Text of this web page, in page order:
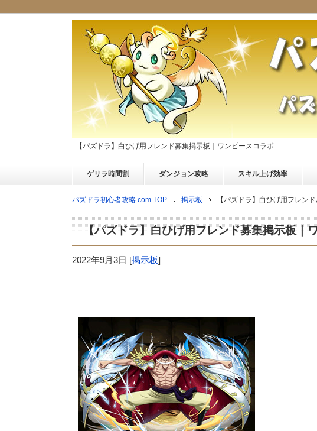
【パズドラ】白ひげ用フレンド募集掲示板｜ワンピースコラボ
ゲリラ時間割 ダンジョン攻略 スキル上げ効率
パズドラ初心者攻略.com TOP 掲示板 【パズドラ】白ひげ用フレン
【パズドラ】白ひげ用フレンド募集掲示板｜
2022年9月3日 [掲示板]